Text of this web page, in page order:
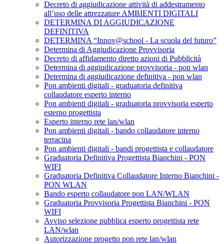
Decreto di aggiudicazione attività di addestramento
all’uso delle attrezzature AMBIENTI DIGITALI
DETERMINA DI AGGIUDICAZIONE
DEFINITIVA
DETERMINA “Innov@school - La scuola del futuro”
Determina di Aggiudicazione Provvisoria
Decreto di affidamento diretto azioni di Pubblicità
Determina di aggiudicazione provvisoria - pon wlan
Determina di aggiudicazione definitiva - pon wlan
Pon ambienti digitali - graduatoria definitiva
collaudatore esperto interno
Pon ambienti digitali - graduatoria provvisoria esperto
esterno progettista
Esperto interno rete lan/wlan
Pon ambienti digitali - bando collaudatore interno
terracina
Pon ambienti digitali - bandi progettista e collaudatore
Graduatoria Definitiva Progettista Bianchini - PON
WIFI
Graduatoria Definitiva Collaudatore Interno Bianchini -
PON WLAN
Bando esperto collaudatore pon LAN/WLAN
Graduatoria Provvisoria Progettista Bianchini - PON
WIFI
Avviso selezione pubblica esperto progettista rete
LAN/wlan
Autorizzazione progetto pon rete lan/wlan